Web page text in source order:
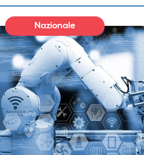
Nazionale